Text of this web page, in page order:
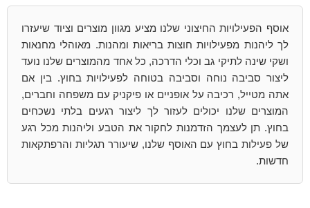
אוסף הפעילויות החיצוני שלנו מציע מגוון מוצרים וציוד שיעזרו
לך ליהנות מפעילויות חוצות בריאות ומהנות. מאוהלי מחנאות
ושקי שינה לתיקי גב וכלי הדרכה, כל אחד מהמוצרים שלנו נועד
ליצור סביבה נוחה וסביבה בטוחה לפעילויות בחוץ. בין אם
אתה מטייל, רכיבה על אופניים או פיקניק עם משפחה וחברים,
המוצרים שלנו יכולים לעזור לך ליצור רגעים בלתי נשכחים
בחוץ. תן לעצמך הזדמנות לחקור את הטבע וליהנות מכל רגע
של פעילות בחוץ עם האוסף שלנו, שיעורר תגליות והרפתקאות
חדשות.